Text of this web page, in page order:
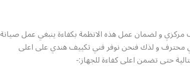
مركزي و لضمان عمل هذه الانظمة بكفاءة ينبغي عمل صيانة
محترف و لذك فنحن نوفر فني تكييف هندي على اعلى
حتى تضمن اعلى كفاءة للجهاز:-